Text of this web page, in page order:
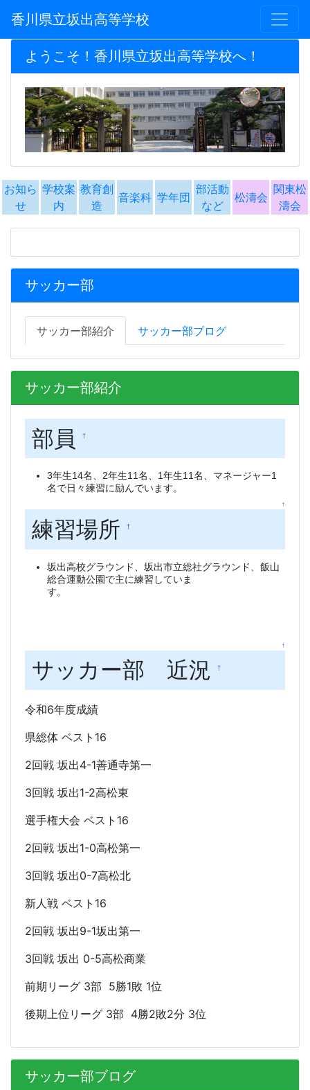
香川県立坂出高等学校
ようこそ！香川県立坂出高等学校へ！
お知ら
せ
学校案
内
教育創
造
音楽科 学年団
部活動
など
松濤会
関東松
濤会
サッカー部
サッカー部紹介 サッカー部ブログ
サッカー部紹介
部員 †
3年生14名、2年生11名、1年生11名、マネージャー1
名で日々練習に励んでいます。
↑
練習場所 †
坂出高校グラウンド、坂出市立総社グラウンド、飯山
総合運動公園で主に練習していま
す。
↑
サッカー部 近況 †
令和6年度成績
県総体 ベスト16
2回戦 坂出4-1善通寺第一
3回戦 坂出1-2高松東
選手権大会 ベスト16
2回戦 坂出1-0高松第一
3回戦 坂出0-7高松北
新人戦 ベスト16
2回戦 坂出9-1坂出第一
3回戦 坂出 0-5高松商業
前期リーグ 3部 5勝1敗 1位
後期上位リーグ 3部 4勝2敗2分 3位
サッカー部ブログ